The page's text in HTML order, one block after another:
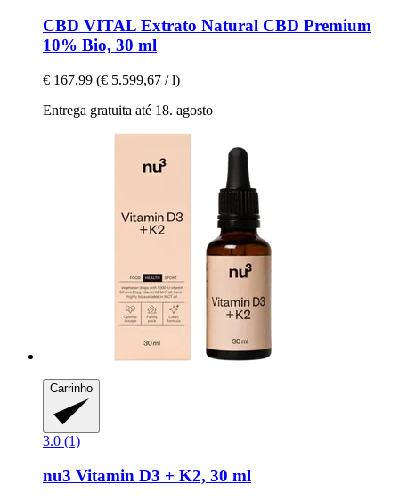
CBD VITAL Extrato Natural CBD Premium
10% Bio, 30 ml
€ 167,99 (€ 5.599,67 / l)
Entrega gratuita até 18. agosto
Carrinho
3.0 (1)
nu3 Vitamin D3 + K2, 30 ml